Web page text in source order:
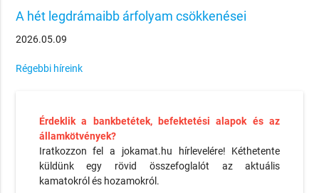
A hét legdrámaibb árfolyam csökkenései
2026.05.09
Régebbi híreink
Érdeklik a bankbetétek, befektetési alapok és az
államkötvények?
Iratkozzon fel a jokamat.hu hírlevelére! Kéthetente
küldünk egy rövid összefoglalót az aktuális
kamatokról és hozamokról.